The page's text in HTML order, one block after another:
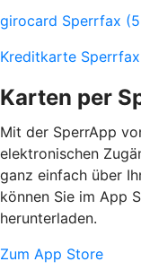
girocard Sperrfax
Kreditkarte
Karten per
Mit der SperrApp
elektronischen
ganz einfach über
können Sie im App
herunterladen.
Zum App Store